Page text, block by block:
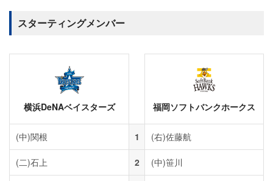
スターティングメンバー
横浜DeNAベイスターズ 福岡ソフトバンクホークス
(中)関根 1 (右)佐藤航
(二)石上 2 (中)笹川